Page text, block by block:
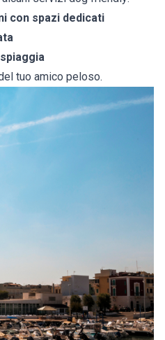
con spazi dedicati
tuo amico peloso.